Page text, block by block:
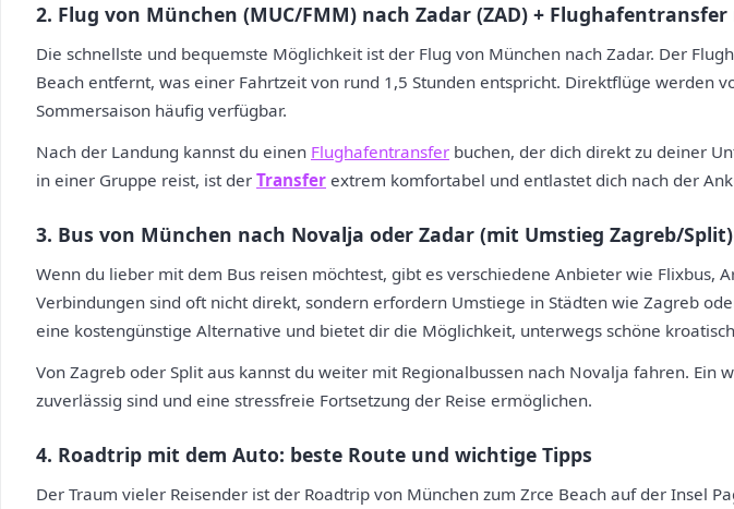
2. Flug von München (MUC/FMM) nach Zadar (ZAD) +
Die schnellste und bequemste Möglichkeit ist der Flug von München nach Zadar. Der
Beach entfernt, was einer Fahrtzeit von rund 1,5 Stunden entspricht. Direktflüge werden
Sommersaison häufig verfügbar.
Nach der Landung kannst du einen Flughafentransfer buchen, der dich direkt zu deiner
in einer Gruppe reist, ist der Transfer extrem komfortabel und entlastet dich nach der
3. Bus von München nach Novalja oder Zadar (mit Umstieg Zagreb/Split)
Wenn du lieber mit dem Bus reisen möchtest, gibt es verschiedene Anbieter wie Flixbus,
Verbindungen sind oft nicht direkt, sondern erfordern Umstiege in Städten wie Zagreb
eine kostengünstige Alternative und bietet dir die Möglichkeit, unterwegs schöne
Von Zagreb oder Split aus kannst du weiter mit Regionalbussen nach Novalja fahren. Ein
zuverlässig sind und eine stressfreie Fortsetzung der Reise ermöglichen.
4. Roadtrip mit dem Auto: beste Route und wichtige Tipps
Der Traum vieler Reisender ist der Roadtrip von München zum Zrce Beach auf der Insel